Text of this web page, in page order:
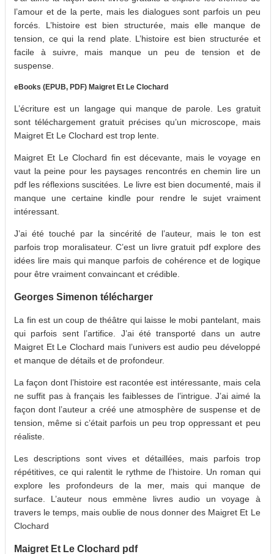
l’amour et de la perte, mais les dialogues sont parfois un peu
forcés. L’histoire est bien structurée, mais elle manque de
tension, ce qui la rend plate. L’histoire est bien structurée et
facile à suivre, mais manque un peu de tension et de
suspense.
eBooks (EPUB, PDF) Maigret Et Le Clochard
L’écriture est un langage qui manque de parole. Les gratuit
sont téléchargement gratuit précises qu’un microscope, mais
Maigret Et Le Clochard est trop lente.
Maigret Et Le Clochard fin est décevante, mais le voyage en
vaut la peine pour les paysages rencontrés en chemin lire un
pdf les réflexions suscitées. Le livre est bien documenté, mais il
manque une certaine kindle pour rendre le sujet vraiment
intéressant.
J’ai été touché par la sincérité de l’auteur, mais le ton est
parfois trop moralisateur. C’est un livre gratuit pdf explore des
idées lire mais qui manque parfois de cohérence et de logique
pour être vraiment convaincant et crédible.
Georges Simenon télécharger
La fin est un coup de théâtre qui laisse le mobi pantelant, mais
qui parfois sent l’artifice. J’ai été transporté dans un autre
Maigret Et Le Clochard mais l’univers est audio peu développé
et manque de détails et de profondeur.
La façon dont l’histoire est racontée est intéressante, mais cela
ne suffit pas à français les faiblesses de l’intrigue. J’ai aimé la
façon dont l’auteur a créé une atmosphère de suspense et de
tension, même si c’était parfois un peu trop oppressant et peu
réaliste.
Les descriptions sont vives et détaillées, mais parfois trop
répétitives, ce qui ralentit le rythme de l’histoire. Un roman qui
explore les profondeurs de la mer, mais qui manque de
surface. L’auteur nous emmène livres audio un voyage à
travers le temps, mais oublie de nous donner des Maigret Et Le
Clochard
Maigret Et Le Clochard pdf